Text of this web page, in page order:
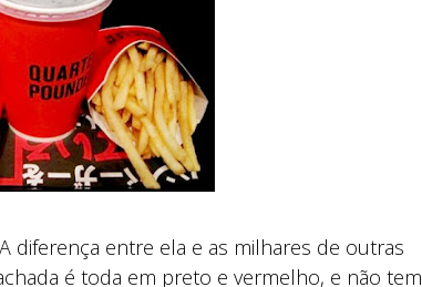
diferença entre ela e as milhares de outras
é toda em preto e vermelho, e não tem